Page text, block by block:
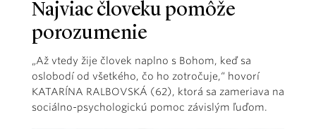
Najviac človeku pomôže
porozumenie
„Až vtedy žije človek naplno s Bohom, keď sa
oslobodí od všetkého, čo ho zotročuje,“ hovorí
KATARÍNA RALBOVSKÁ (62), ktorá sa zameriava na
sociálno-psychologickú pomoc závislým ľuďom.